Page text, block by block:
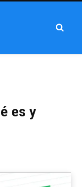
es y